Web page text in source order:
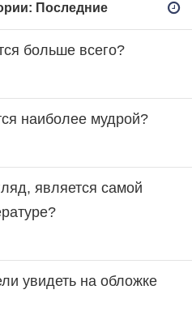
Последние
больше всего?
наиболее мудрой?
является самой
увидеть на обложке